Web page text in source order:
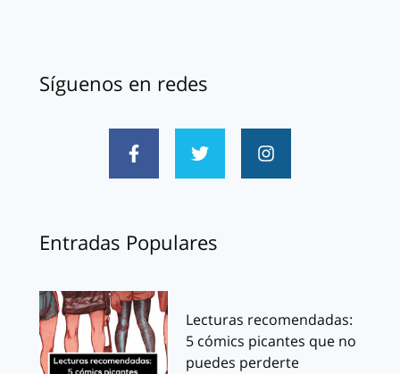
Síguenos en redes
Entradas Populares
Lecturas recomendadas:
5 cómics picantes que no
puedes perderte